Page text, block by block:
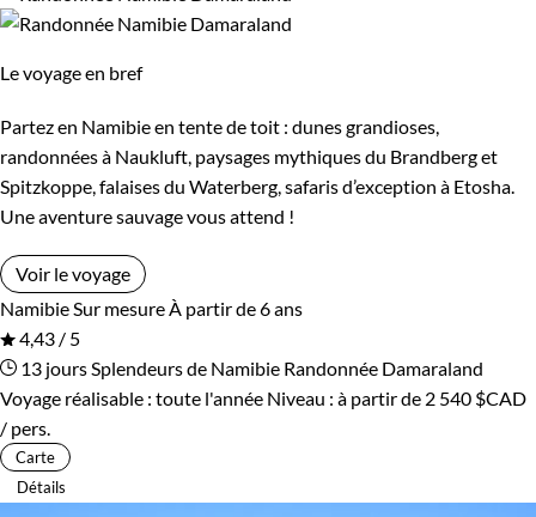
Le voyage en bref
Partez en Namibie en tente de toit : dunes grandioses,
randonnées à Naukluft, paysages mythiques du Brandberg et
Spitzkoppe, falaises du Waterberg, safaris d’exception à Etosha.
Une aventure sauvage vous attend !
Voir le voyage
Namibie Sur mesure À partir de 6 ans
4,43 / 5
13 jours Splendeurs de Namibie Randonnée Damaraland
Voyage réalisable : toute l'année Niveau : à partir de 2 540 $CAD
/ pers.
Carte
Détails